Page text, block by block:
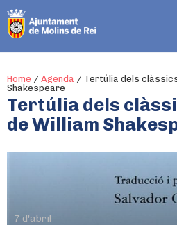
Home / Agenda / Tertúlia dels
Shakespeare
Tertúlia dels
de William
7 d'abril